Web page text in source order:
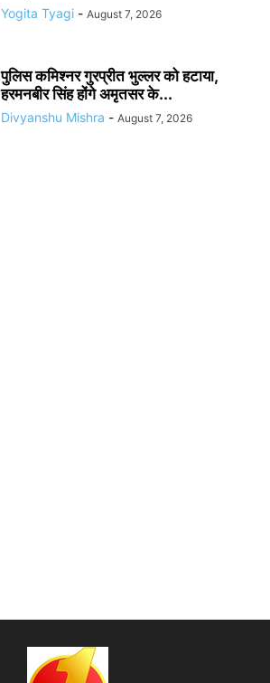
Yogita Tyagi - August 7, 2026
पुलिस कमिश्नर गुरप्रीत भुल्लर को हटाया,
हरमनबीर सिंह होंगे अमृतसर के...
Divyanshu Mishra - August 7, 2026